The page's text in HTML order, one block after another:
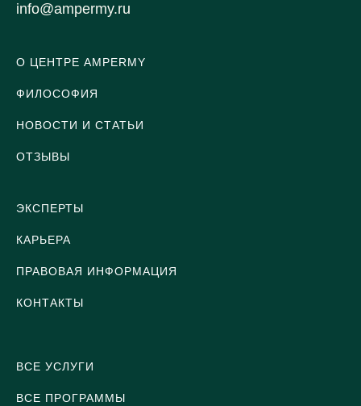
О ЦЕНТРЕ AMPERMY
ФИЛОСОФИЯ
НОВОСТИ И СТАТЬИ
ОТЗЫВЫ
ЭКСПЕРТЫ
КАРЬЕРА
ПРАВОВАЯ ИНФОРМАЦИЯ
КОНТАКТЫ
ВСЕ УСЛУГИ
ВСЕ ПРОГРАММЫ
info@ampermy.ru